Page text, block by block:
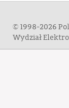
© 1998-2026
Wydział